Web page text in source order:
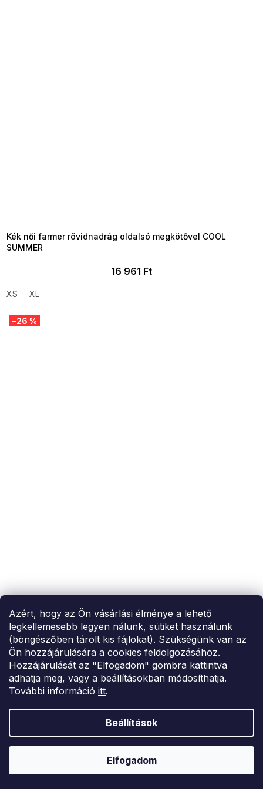
Azért, hogy az Ön vásárlási élménye a lehető
legkellemesebb legyen nálunk, sütiket használunk
(böngészőben tárolt kis fájlokat). Szükségünk van az
Ön hozzájárulására a cookies feldolgozásához.
Hozzájárulását az "Elfogadom" gombra kattintva
adhatja meg, vagy a beállításokban módosíthatja.
További információ itt.
Beállítások
Elfogadom
Kék női farmer rövidnadrág oldalsó megkötővel COOL
SUMMER
16 961 Ft
XS XL
SUMMER SALE -35% ?
04-09:01,2026-08-10-
09:00
–26 %
Szürke női farmer rövidnadrág SHORT LIFE
18 924 Ft
XS